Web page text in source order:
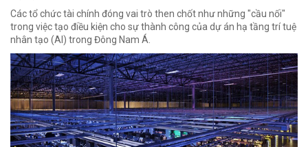
Các tổ chức tài chính đóng vai trò then chốt như những "cầu nối"
trong việc tạo điều kiện cho sự thành công của dự án hạ tầng trí tuệ
nhân tạo (AI) trong Đông Nam Á.